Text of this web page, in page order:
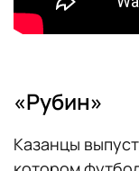
«Рубин»
Казанцы